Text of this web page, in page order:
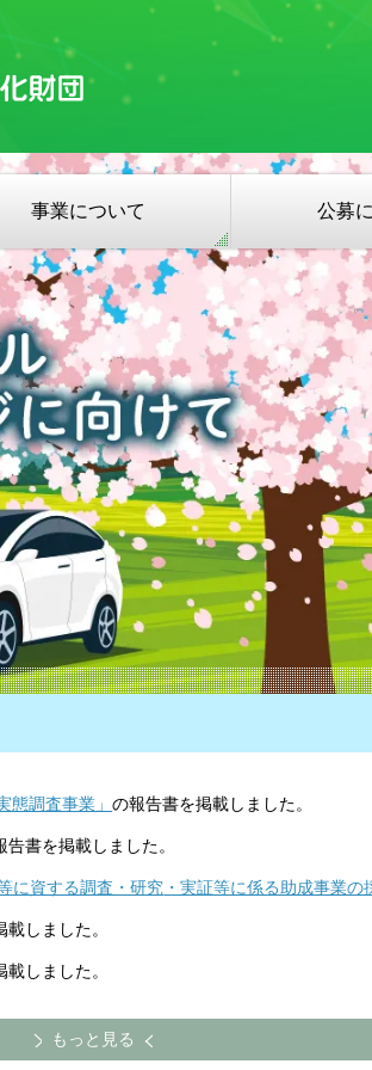
事業について 公募
態調査事業」の報告書を掲載しました。
告書を掲載しました。
に資する調査・研究 ・実証等に係る助成事業の
載しました。
載しました。
もっと見る